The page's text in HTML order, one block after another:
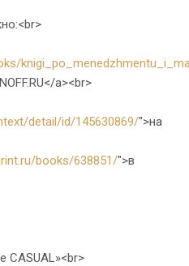
a><br>
detail/id/145630869/">на
books/638851/">в
CASUAL»<br>